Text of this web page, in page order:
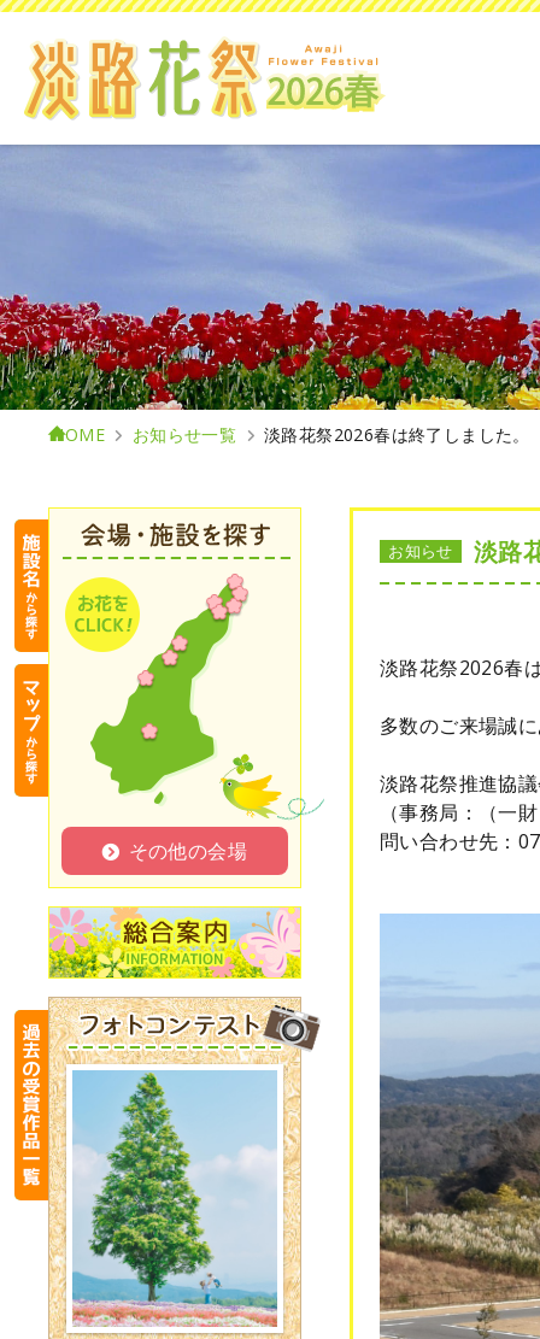
HOME お知らせ一覧 淡路花祭2026春は終了しました。
その他の会場
お知らせ 淡路
淡路花祭2026春
多数のご来場誠
淡路花祭推進協
（事務局：（一
問い合わせ先：